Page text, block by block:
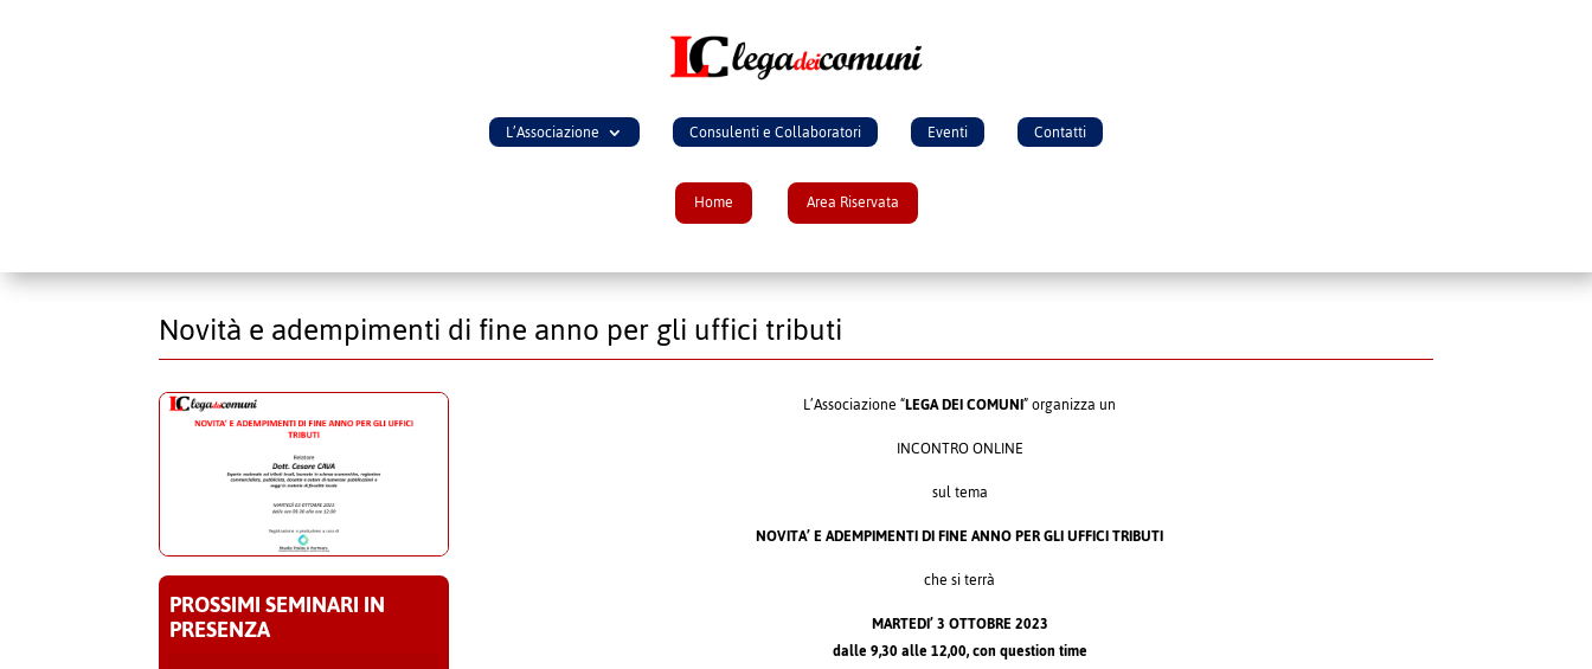
L’Associazione Consulenti e Collaboratori Eventi Contatti
Home Area Riservata
Novità e adempimenti di fine anno per gli uffici tributi
PROSSIMI SEMINARI IN
PRESENZA
L’Associazione “LEGA DEI COMUNI” organizza un
INCONTRO ONLINE
sul tema
NOVITA’ E ADEMPIMENTI DI FINE ANNO PER GLI UFFICI TRIBUTI
che si terrà
MARTEDI’ 3 OTTOBRE 2023
dalle 9,30 alle 12,00, con question time